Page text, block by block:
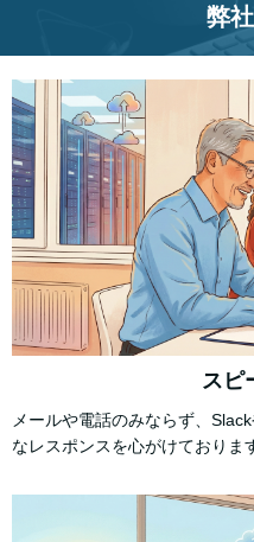
弊
スピ
メールや電話のみならず、
なレスポンスを心がけておりま